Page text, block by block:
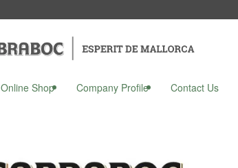
Online Shop Company Profile Contact Us